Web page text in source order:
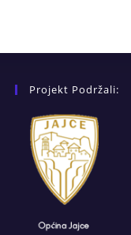
Projekt Podržali: